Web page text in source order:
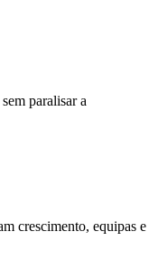
paralisar a
crescimento, equipas e